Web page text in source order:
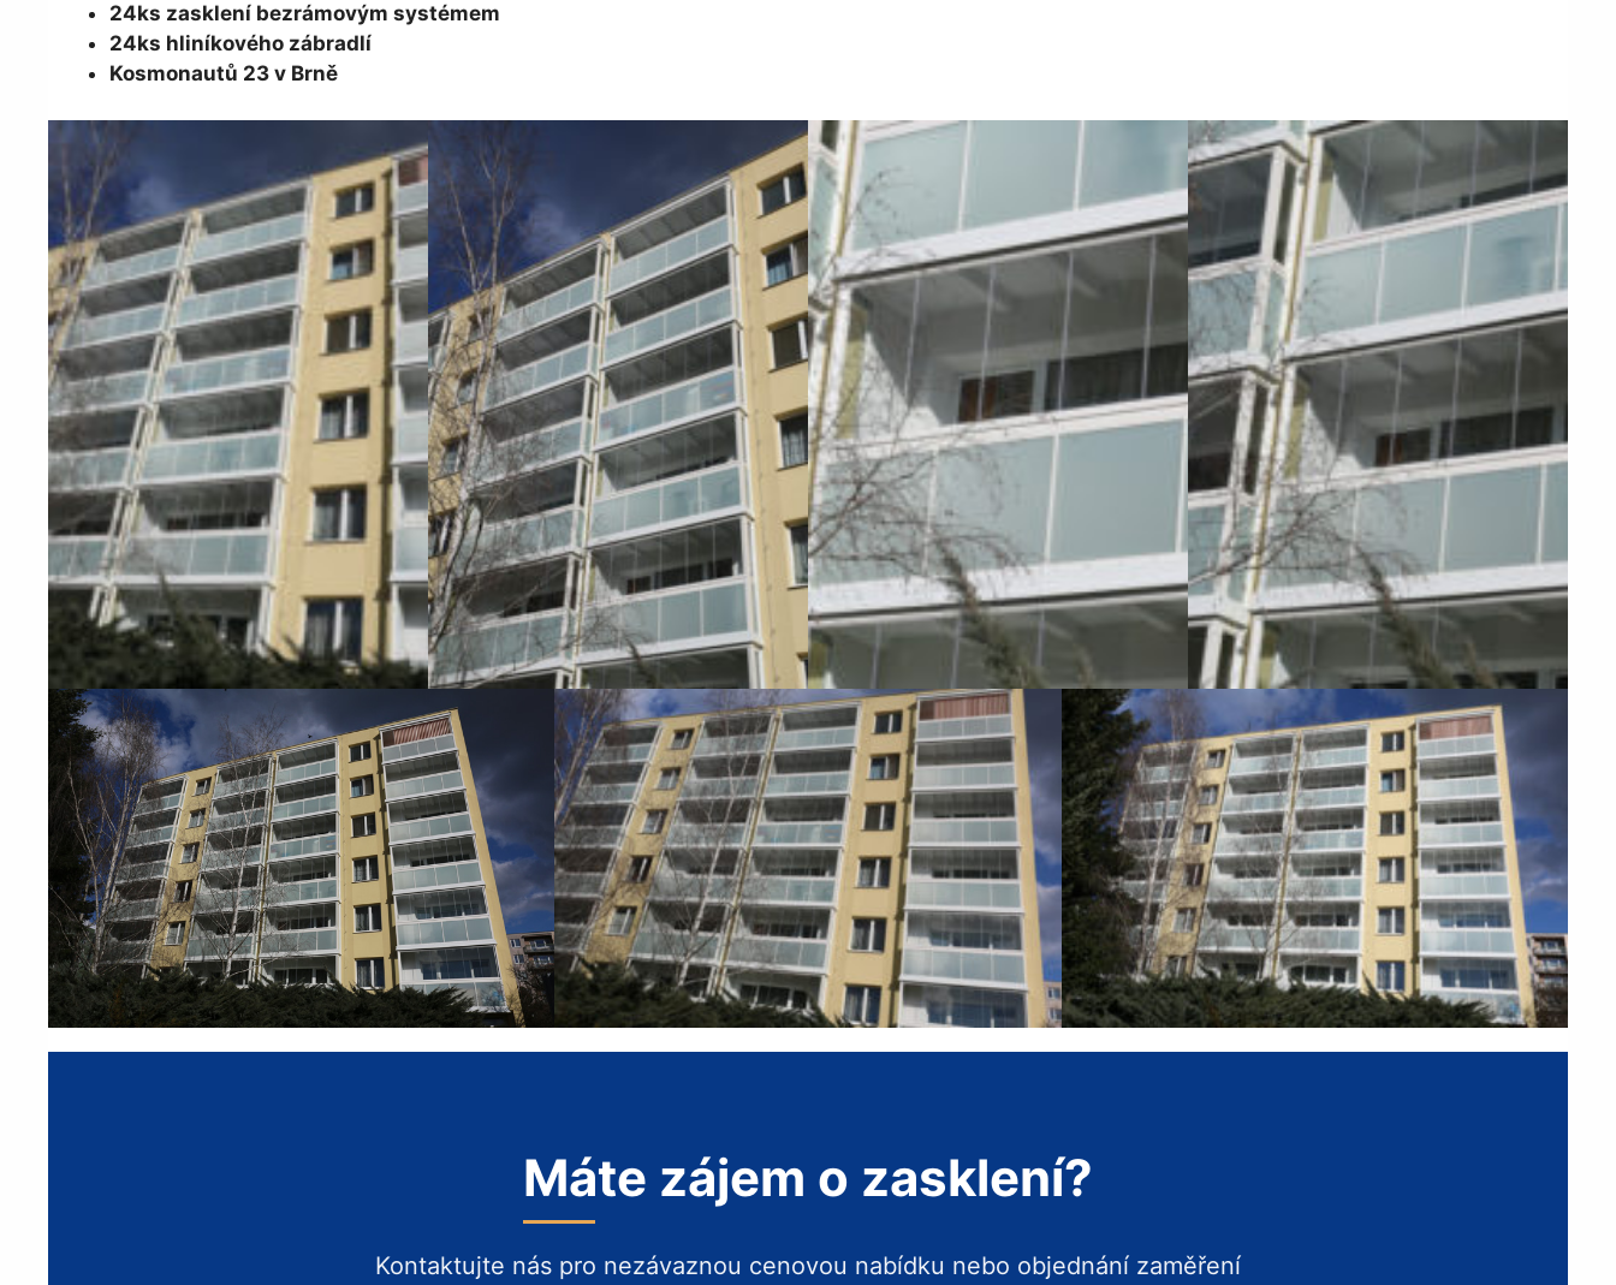
24ks zasklení bezrámovým systémem
24ks hliníkového zábradlí
Kosmonautů 23 v Brně
Máte zájem o zasklení?
Kontaktujte nás pro nezávaznou cenovou nabídku nebo objednání zaměření